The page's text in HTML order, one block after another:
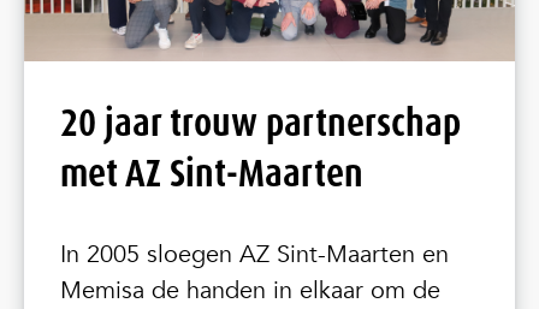
20 jaar trouw partnerschap
met AZ Sint-Maarten
In 2005 sloegen AZ Sint-Maarten en
Memisa de handen in elkaar om de